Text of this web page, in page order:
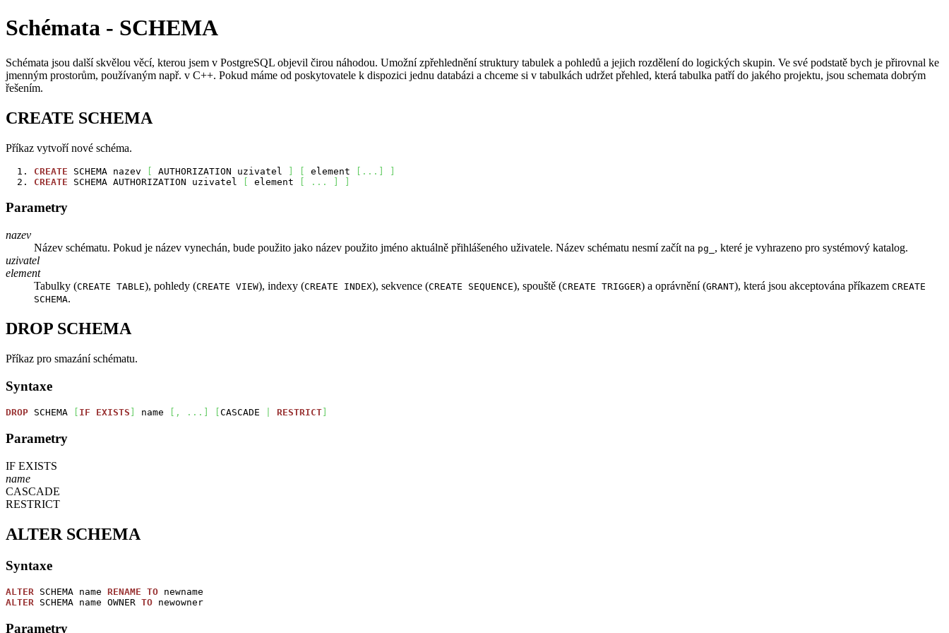
Schémata - SCHEMA
Schémata jsou další skvělou věcí, kterou jsem v PostgreSQL objevil čirou náhodou. Umožní zpřehlednění struktury tabulek a pohledů a jejich rozdělení do logických skupin. Ve své podstatě bych je přirovnal ke
jmenným prostorům, používaným např. v C++. Pokud máme od poskytovatele k dispozici jednu databázi a chceme si v tabulkách udržet přehled, která tabulka patří do jakého projektu, jsou schemata dobrým
řešením.
CREATE SCHEMA
Příkaz vytvoří nové schéma.
CREATE SCHEMA nazev [ AUTHORIZATION uzivatel ] [ element [ ... ]
]
CREATE SCHEMA AUTHORIZATION uzivatel [ element [ ... ] ]
Parametry
nazev
Název schématu. Pokud je název vynechán, bude použito jako název použito jméno aktuálně přihlášeného uživatele. Název schématu nesmí začít na pg_ , které je vyhrazeno pro systémový katalog.
uzivatel
element
Tabulky (CREATE TABLE), pohledy (CREATE VIEW), indexy (CREATE INDEX), sekvence (CREATE SEQUENCE), spouště (CREATE TRIGGER) a oprávnění (GRANT), která jsou akceptována příkazem CREATE
SCHEMA.
DROP SCHEMA
Příkaz pro smazání schématu.
Syntaxe
DROP SCHEMA IF EXISTS name , ... CASCADE RESTRICT
Parametry
IF EXISTS
name
CASCADE
RESTRICT
ALTER SCHEMA
Syntaxe
ALTER SCHEMA name RENAME TO newname
ALTER SCHEMA name OWNER TO newowner
Parametry